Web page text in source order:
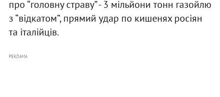
про “головну страву” - 3 мільйони тонн газойлю
з “відкатом”, прямий удар по кишенях росіян
та італійців.
РЕКЛАМА